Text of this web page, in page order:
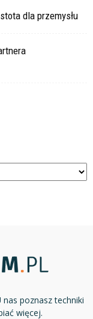
dla przemysłu
poznasz techniki
więcej.